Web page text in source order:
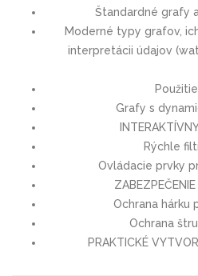
Štandardné grafy
Moderné typy grafov,
interpretácii údajov
Grafy s
Rýchle
Ovládacie prvky
Ochrana hárku
Ochrana
PRAKTICKÉ